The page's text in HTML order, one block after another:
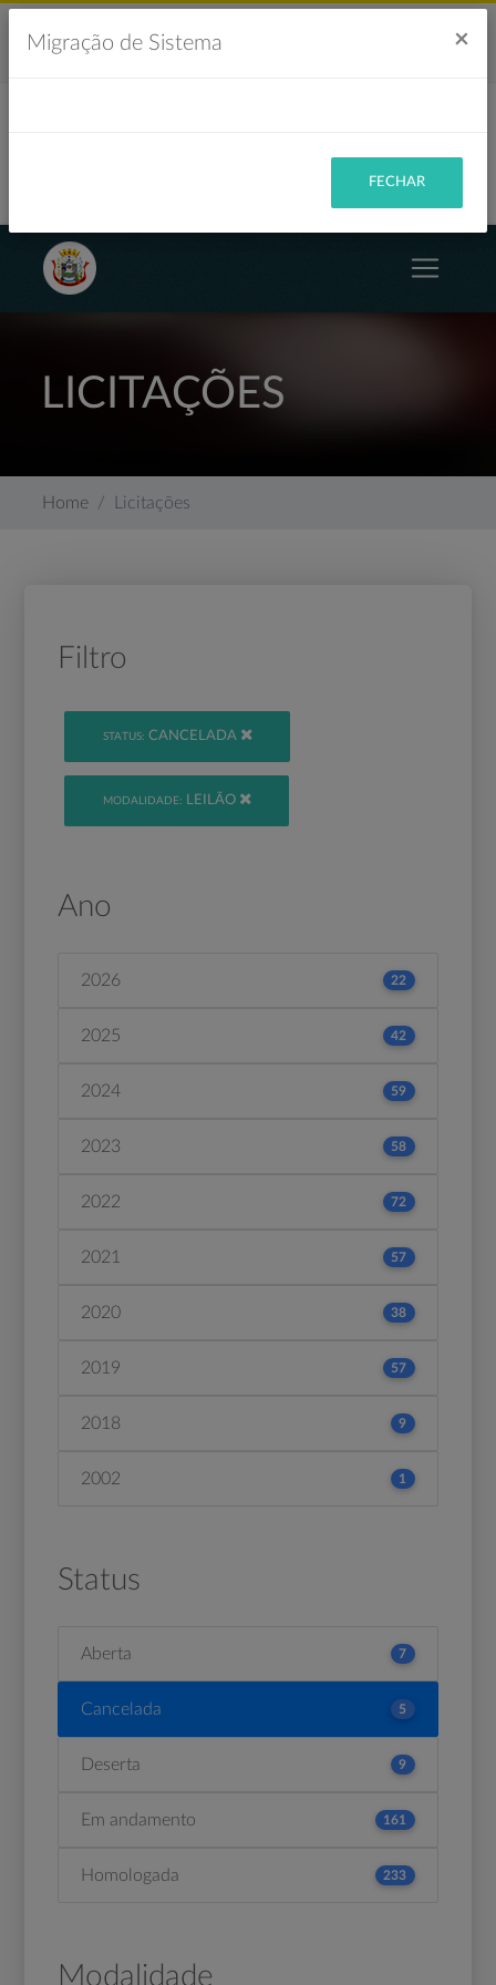
LICITAÇÕES
Home Licitações
Filtro
STATUS: CANCELADA
MODALIDADE: LEILÃO
Ano
2026 22
2025 42
2024 59
2023 58
2022 72
2021 57
2020 38
2019 57
2018 9
2002 1
Status
Aberta 7
Cancelada 5
Deserta 9
Em andamento 161
Homologada 233
Modalidade
Migração de Sistema ×
FECHAR